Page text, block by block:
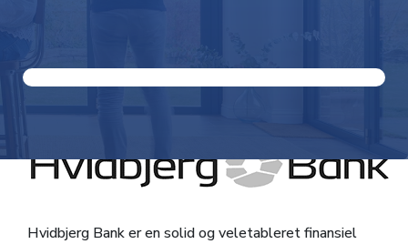
Hvidbjerg Bank er en solid og veletableret finansiel